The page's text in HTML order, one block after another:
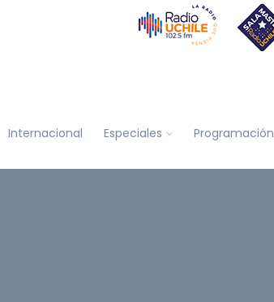
Internacional Especiales Programación